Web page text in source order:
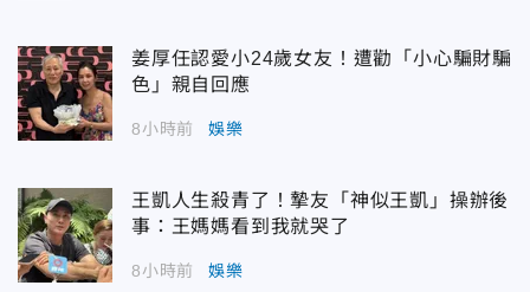
姜厚任認愛小24歲女友！遭勸「小心騙財騙
色」親自回應
8小時前 娛樂
王凱人生殺青了！摯友「神似王凱」操辦後
事：王媽媽看到我就哭了
8小時前 娛樂